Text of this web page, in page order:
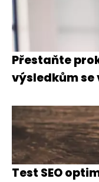
Přestaňte
výsledkům se
Test SEO